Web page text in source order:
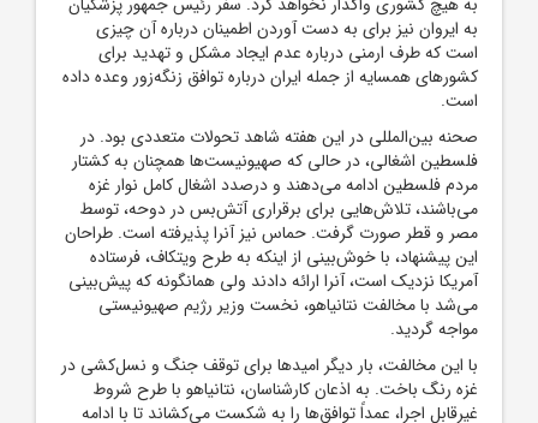
به ایروان نیز برای به دست آوردن اطمینان درباره آن چیزی
است که طرف ارمنی درباره عدم ایجاد مشکل و تهدید برای
کشورهای همسایه از جمله ایران درباره توافق زنگه‌زور وعده داده
است.
صحنه بین‌المللی در این هفته شاهد تحولات متعددی بود. در
فلسطین اشغالی، در حالی که صهیونیست‌ها همچنان به کشتار
مردم فلسطین ادامه می‌دهند و درصدد اشغال کامل نوار غزه
می‌باشند، تلاش‌هایی برای برقراری آتش‌بس در دوحه، توسط
مصر و قطر صورت گرفت. حماس نیز آنرا پذیرفته است. طراحان
این پیشنهاد، با خوش‌بینی از اینکه به طرح ویتکاف، فرستاده
آمریکا نزدیک است، آنرا ارائه دادند ولی همانگونه که پیش‌بینی
می‌شد با مخالفت نتانیاهو، نخست ‌وزیر رژیم صهیونیستی
مواجه گردید.
با این مخالفت، بار دیگر امیدها برای توقف جنگ و نسل‌کشی در
غزه رنگ باخت. به اذعان کارشناسان، نتانیاهو با طرح شروط
غیرقابل اجرا، عمداً توافق‌ها را به شکست می‌کشاند تا با ادامه